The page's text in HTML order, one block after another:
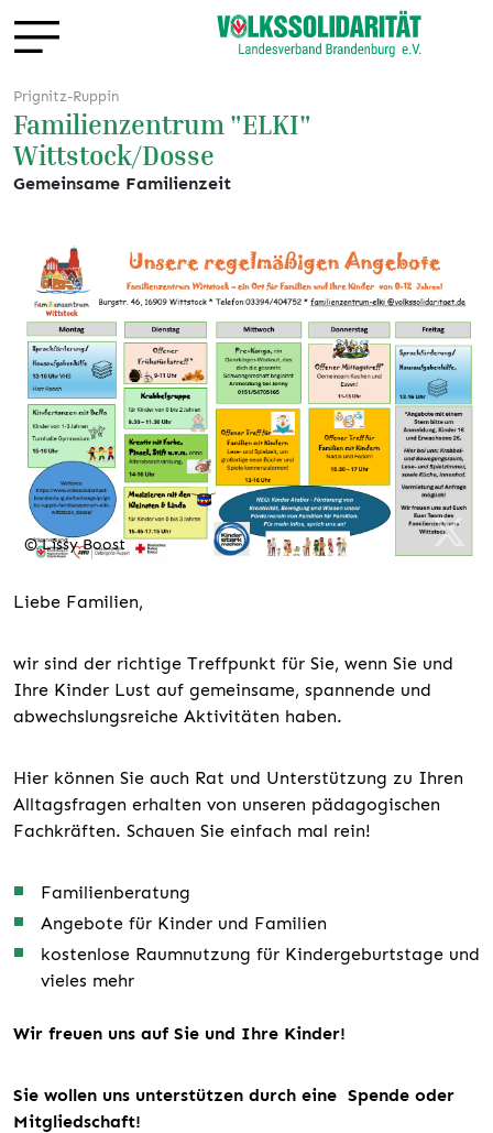
Prignitz-Ruppin
Familienzentrum "ELKI"
Wittstock/Dosse
Gemeinsame Familienzeit
© Lissy Boost
Liebe Familien,
wir sind der richtige Treffpunkt für Sie, wenn Sie und
Ihre Kinder Lust auf gemeinsame, spannende und
abwechslungsreiche Aktivitäten haben.
Hier können Sie auch Rat und Unterstützung zu Ihren
Alltagsfragen erhalten von unseren pädagogischen
Fachkräften. Schauen Sie einfach mal rein!
Familienberatung
Angebote für Kinder und Familien
kostenlose Raumnutzung für Kindergeburtstage und
vieles mehr
Wir freuen uns auf Sie und Ihre Kinder!
Sie wollen uns unterstützen durch eine Spende oder
Mitgliedschaft!